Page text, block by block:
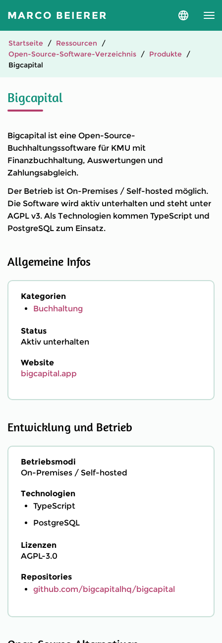
MARCO BEIERER
Sprache
Startseite
Ressourcen
Open-Source-Software-Verzeichnis
Produkte
Bigcapital
Bigcapital
Bigcapital ist eine Open-Source-
Buchhaltungssoftware für KMU mit
Finanzbuchhaltung, Auswertungen und
Zahlungsabgleich.
Der Betrieb ist On-Premises / Self-hosted möglich.
Die Software wird aktiv unterhalten und steht unter
AGPL v3. Als Technologien kommen TypeScript und
PostgreSQL zum Einsatz.
Allgemeine Infos
Kategorien
Buchhaltung
Status
Aktiv unterhalten
Website
bigcapital.app
Entwicklung und Betrieb
Betriebsmodi
On-Premises / Self-hosted
Technologien
TypeScript
PostgreSQL
Lizenzen
AGPL-3.0
Repositories
github.com/bigcapitalhq/bigcapital